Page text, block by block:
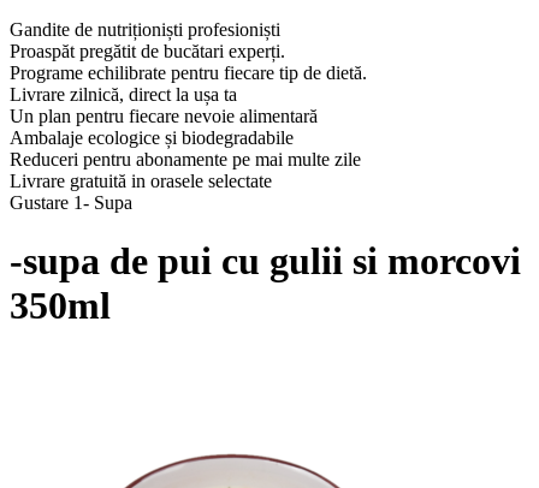
Gandite de nutriționiști profesioniști
Proaspăt pregătit de bucătari experți.
Programe echilibrate pentru fiecare tip de dietă.
Livrare zilnică, direct la ușa ta
Un plan pentru fiecare nevoie alimentară
Ambalaje ecologice și biodegradabile
Reduceri pentru abonamente pe mai multe zile
Livrare gratuită in orasele selectate
Gustare 1- Supa
-supa de pui cu gulii si morcovi
350ml